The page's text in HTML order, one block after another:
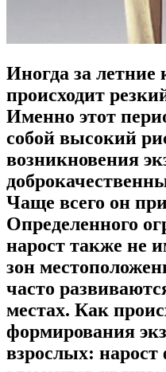
Иногда за летние
происходит
Именно этот
собой высокий
возникновения
Чаще всего он
Определенного
нарост также не
зон
часто
местах. Как
формирования
взрослых: